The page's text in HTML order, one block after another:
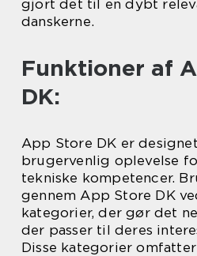
gjort det til en dybt
danskerne.
Funktioner af
DK:
App Store DK er
brugervenlig oplevelse
tekniske kompetencer.
gennem App Store DK
kategorier, der gør det
der passer til deres
Disse kategorier